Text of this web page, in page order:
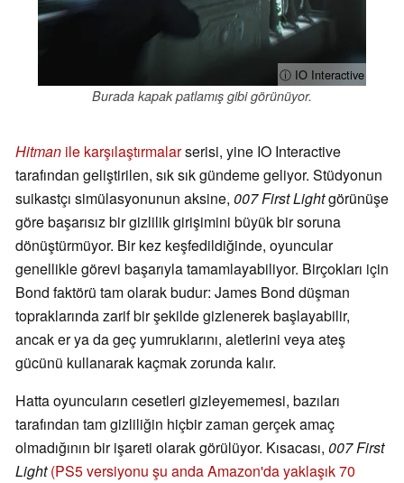
ⓘ IO Interactive
Burada kapak patlamış gibi görünüyor.
Hitman ile karşılaştırmalarserisi, yine IO Interactive
tarafından geliştirilen, sık sık gündeme geliyor. Stüdyonun
suikastçı simülasyonunun aksine, 007 First Lightgörünüşe
göre başarısız bir gizlilik girişimini büyük bir soruna
dönüştürmüyor. Bir kez keşfedildiğinde, oyuncular
genellikle görevi başarıyla tamamlayabiliyor. Birçokları için
Bond faktörü tam olarak budur: James Bond düşman
topraklarında zarif bir şekilde gizlenerek başlayabilir,
ancak er ya da geç yumruklarını, aletlerini veya ateş
gücünü kullanarak kaçmak zorunda kalır.
Hatta oyuncuların cesetleri gizleyememesi, bazıları
tarafından tam gizliliğin hiçbir zaman gerçek amaç
olmadığının bir işareti olarak görülüyor. Kısacası, 007 First
Light(PS5 versiyonu şu anda Amazon'da yaklaşık 70